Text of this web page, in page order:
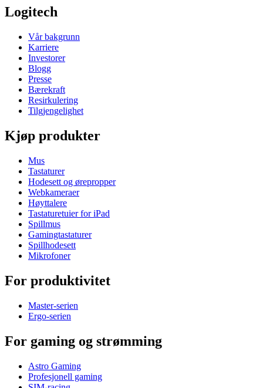
Logitech
Vår bakgrunn
Karriere
Investorer
Blogg
Presse
Bærekraft
Resirkulering
Tilgjengelighet
Kjøp produkter
Mus
Tastaturer
Hodesett og ørepropper
Webkameraer
Høyttalere
Tastaturetuier for iPad
Spillmus
Gamingtastaturer
Spillhodesett
Mikrofoner
For produktivitet
Master-serien
Ergo-serien
For gaming og strømming
Astro Gaming
Profesjonell gaming